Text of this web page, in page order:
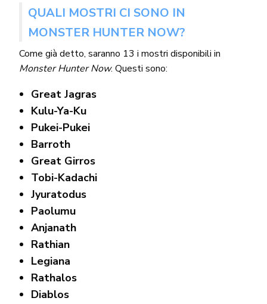
QUALI MOSTRI CI SONO IN
MONSTER HUNTER NOW?
Come già detto, saranno 13 i mostri disponibili in
Monster Hunter Now. Questi sono:
Great Jagras
Kulu-Ya-Ku
Pukei-Pukei
Barroth
Great Girros
Tobi-Kadachi
Jyuratodus
Paolumu
Anjanath
Rathian
Legiana
Rathalos
Diablos